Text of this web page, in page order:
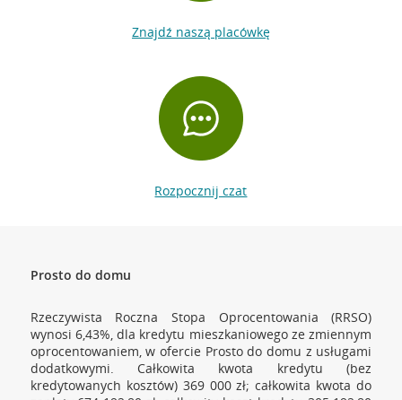
Znajdź naszą placówkę
Rozpocznij czat
Prosto do domu
Rzeczywista Roczna Stopa Oprocentowania (RRSO)
wynosi 6,43%, dla kredytu mieszkaniowego ze zmiennym
oprocentowaniem, w ofercie Prosto do domu z usługami
dodatkowymi. Całkowita kwota kredytu (bez
kredytowanych kosztów) 369 000 zł; całkowita kwota do